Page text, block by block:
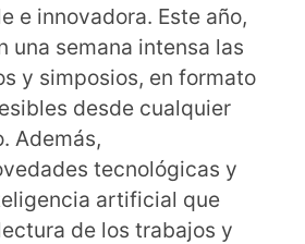
e innovadora. Este año,
una semana intensa las
y simposios, en formato
desde cualquier
Además,
tecnológicas y
artificial que
de los trabajos y